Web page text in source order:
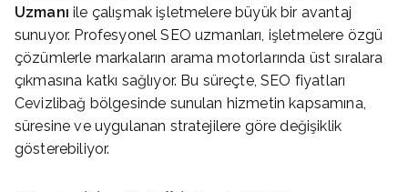
Uzmanı ile çalışmak işletmelere büyük bir avantaj
sunuyor. Profesyonel SEO uzmanları, işletmelere özgü
çözümlerle markaların arama motorlarında üst sıralara
çıkmasına katkı sağlıyor. Bu süreçte, SEO fiyatları
Cevizlibağ bölgesinde sunulan hizmetin kapsamına,
süresine ve uygulanan stratejilere göre değişiklik
gösterebiliyor.